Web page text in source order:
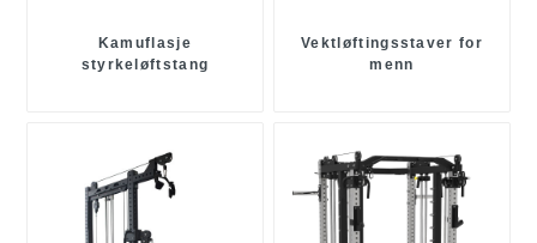
Kamuflasje
styrkeløftstang
Vektløftingsstaver for
menn